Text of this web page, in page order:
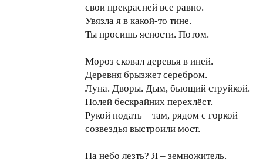
свои прекрасней все равно.
Увязла я в какой-то тине.
Ты просишь ясности. Потом.
Мороз сковал деревья в иней.
Деревня брызжет серебром.
Луна. Дворы. Дым, бьющий струйкой.
Полей бескрайних перехлёст.
Рукой подать – там, рядом с горкой
созвездья выстроили мост.
На небо лезть? Я – земножитель.